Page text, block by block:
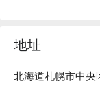
餐空间。在匠人精
来客、带您品味日
手工益子烧，与餐
地址
北海道札幌市中央